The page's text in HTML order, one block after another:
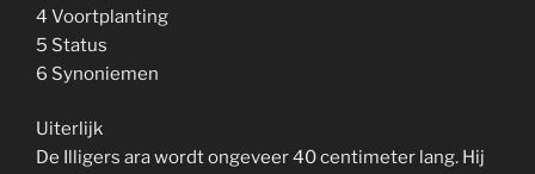
4 Voortplanting
5 Status
6 Synoniemen
Uiterlijk
De Illigers ara wordt ongeveer 40 centimeter lang. Hij